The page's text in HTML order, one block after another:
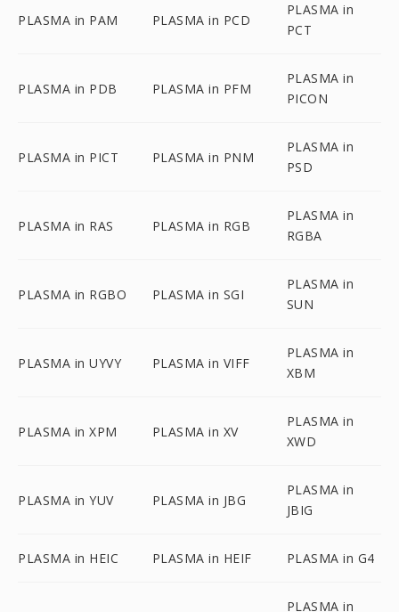
PLASMA in PAM PLASMA in PCD
PLASMA in
PCT
PLASMA in PDB PLASMA in PFM
PLASMA in
PICON
PLASMA in PICT PLASMA in PNM
PLASMA in
PSD
PLASMA in RAS PLASMA in RGB
PLASMA in
RGBA
PLASMA in RGBO PLASMA in SGI
PLASMA in
SUN
PLASMA in UYVY PLASMA in VIFF
PLASMA in
XBM
PLASMA in XPM PLASMA in XV
PLASMA in
XWD
PLASMA in YUV PLASMA in JBG
PLASMA in
JBIG
PLASMA in HEIC PLASMA in HEIF PLASMA in G4
PLASMA in